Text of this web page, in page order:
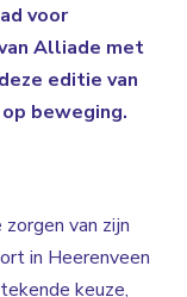
voor
Alliade met
editie van
beweging.
van zijn
in Heerenveen
keuze,